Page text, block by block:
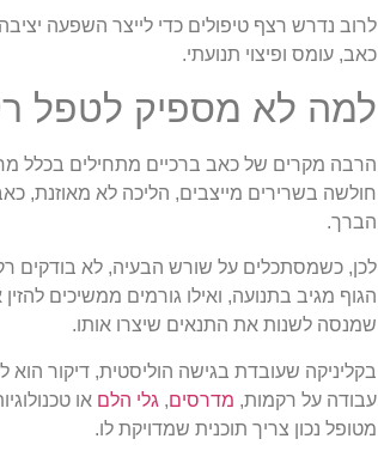
לרוב נדרש רצף טיפולים כדי לייצר השפעה
כאב, עומס ופיצוי תנועתי.
למה לא מספיק לטפל
הרבה מקרים של כאב ברכיים מתחילים בכלל
חולשה בשרירים מייצבים, הליכה לא מאוזנת,
הברך.
לכן, כשמסתכלים על שורש הבעיה, לא בודקים
הגוף מגיב בתנועה, ואילו גורמים ממשיכים
שמנסה לשנות את התנאים שיצרו אותו.
בקליניקה שעובדת בגישה הוליסטית, דיקור
עבודה על רקמות, מדרסים, גלי הלם או
מטופל נכון צריך תוכנית שמדויקת לו.